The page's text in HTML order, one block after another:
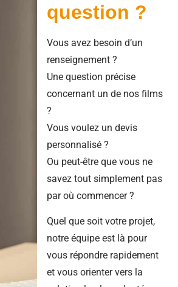
question ?
Vous avez besoin d’un
renseignement ?
Une question précise
concernant un de nos films
?
Vous voulez un devis
personnalisé ?
Ou peut-être que vous ne
savez tout simplement pas
par où commencer ?
Quel que soit votre projet,
notre équipe est là pour
vous répondre rapidement
et vous orienter vers la